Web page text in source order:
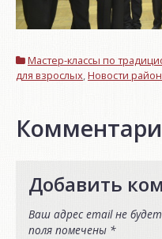
Мастер-классы по
для взрослых,Новости
Добавить
Ваш адрес email не
поля помечены *